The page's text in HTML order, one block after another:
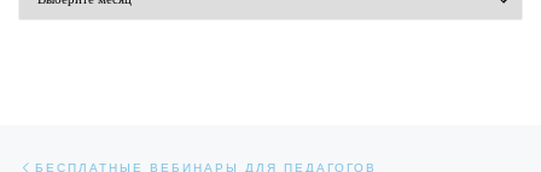
Навигация по записям
БЕСПЛАТНЫЕ ВЕБИНАРЫ ДЛЯ ПЕДАГОГОВ